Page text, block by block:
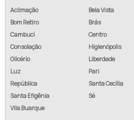
Aclimação
Bela Vista
Bom Retiro
Brás
Cambuci
Centro
Consolação
Higienópolis
Glicério
Liberdade
Luz
Pari
República
Santa Cecília
Santa Efigênia
Sé
Vila Buarque